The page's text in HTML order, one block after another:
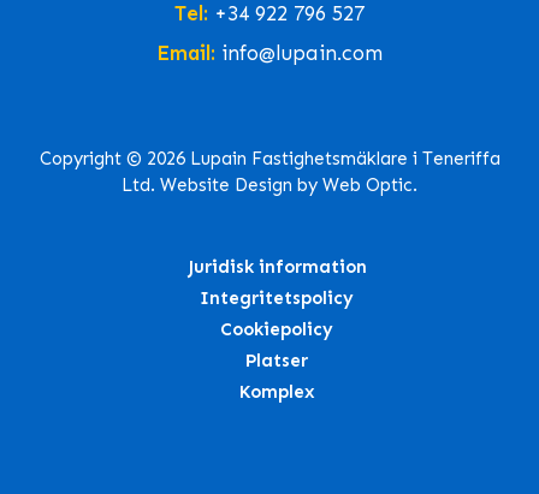
Tel: +34 922 796 527
Email: info@lupain.com
Copyright © 2026 Lupain Fastighetsmäklare i Teneriffa
Ltd. Website Design by Web Optic.
Juridisk information
Integritetspolicy
Cookiepolicy
Platser
Komplex